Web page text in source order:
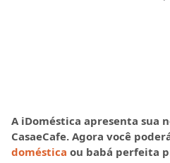
A iDoméstica apresenta sua
CasaeCafe. Agora você
doméstica ou babá perfeita